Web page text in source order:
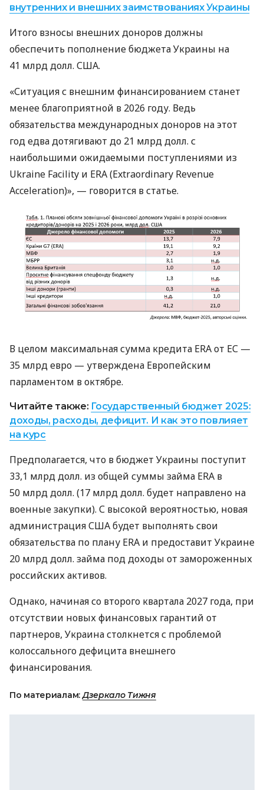
внутренних и внешних заимствованиях Украины
Итого взносы внешних доноров должны
обеспечить пополнение бюджета Украины на
41 млрд долл. США.
«Ситуация с внешним финансированием станет
менее благоприятной в 2026 году. Ведь
обязательства международных доноров на этот
год едва дотягивают до 21 млрд долл. с
наибольшими ожидаемыми поступлениями из
Ukraine Facility и ERA (Extraordinary Revenue
Acceleration)», — говорится в статье.
В целом максимальная сумма кредита ERA от ЕС —
35 млрд евро — утверждена Европейским
парламентом в октябре.
Читайте также: Государственный бюджет 2025:
доходы, расходы, дефицит. И как это повлияет
на курс
Предполагается, что в бюджет Украины поступит
33,1 млрд долл. из общей суммы займа ERA в
50 млрд долл. (17 млрд долл. будет направлено на
военные закупки). С высокой вероятностью, новая
администрация США будет выполнять свои
обязательства по плану ERA и предоставит Украине
20 млрд долл. займа под доходы от замороженных
российских активов.
Однако, начиная со второго квартала 2027 года, при
отсутствии новых финансовых гарантий от
партнеров, Украина столкнется с проблемой
колоссального дефицита внешнего
финансирования.
По материалам:Дзеркало Тижня